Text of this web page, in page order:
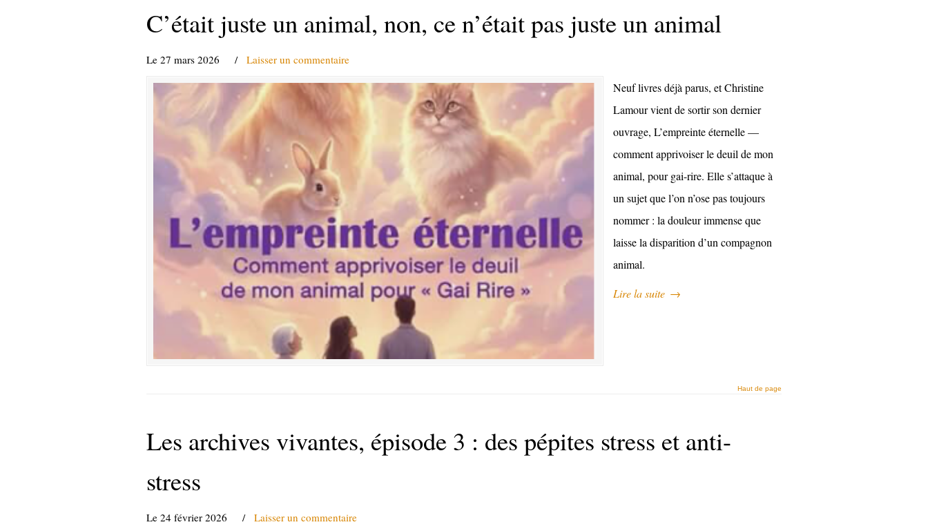
C’était juste un animal, non, ce n’était pas juste un animal
Le 27 mars 2026 / Laisser un commentaire
Neuf livres déjà parus, et Christine
Lamour vient de sortir son dernier
ouvrage, L’empreinte éternelle —
comment apprivoiser le deuil de mon
animal, pour gai-rire. Elle s’attaque à
un sujet que l’on n’ose pas toujours
nommer : la douleur immense que
laisse la disparition d’un compagnon
animal.
Lire la suite →
Haut de page
Les archives vivantes, épisode 3 : des pépites stress et anti-
stress
Le 24 février 2026 / Laisser un commentaire